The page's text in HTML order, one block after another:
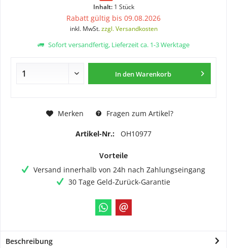
Inhalt: 1 Stück
Rabatt gültig bis 09.08.2026
inkl. MwSt.zzgl. Versandkosten
Sofort versandfertig, Lieferzeit ca. 1-3 Werktage
In denWarenkorb
Merken Fragen zum Artikel?
Artikel-Nr.: OH10977
Vorteile
Versand innerhalb von 24h nach Zahlungseingang
30 Tage Geld-Zurück-Garantie
Beschreibung